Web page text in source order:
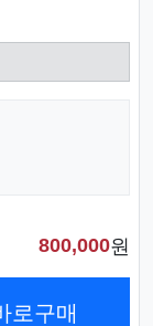
800,000원
로구매